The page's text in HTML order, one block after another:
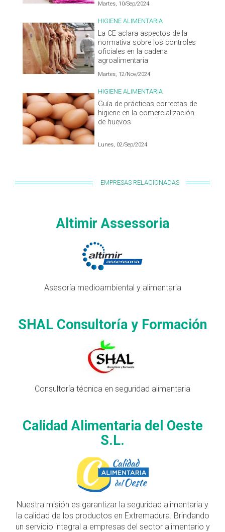
Martes, 10/Sep/2024
HIGIENE ALIMENTARIA
La CE aclara aspectos de la
normativa sobre los controles
oficiales en la cadena
agroalimentaria
Martes, 12/Nov/2024
HIGIENE ALIMENTARIA
Guía de prácticas correctas de
higiene en la comercialización
de huevos
Lunes, 02/Sep/2024
EMPRESAS RELACIONADAS
Altimir Assessoria
Asesoría medioambiental y alimentaria
SHAL Consultoría y Formación
Consultoría técnica en seguridad alimentaria
Calidad Alimentaria del Oeste
S.L.
Nuestra misión es garantizar la seguridad alimentaria y
la calidad de los productos en Extremadura. Brindando
un servicio integral a empresas del sector alimentario y